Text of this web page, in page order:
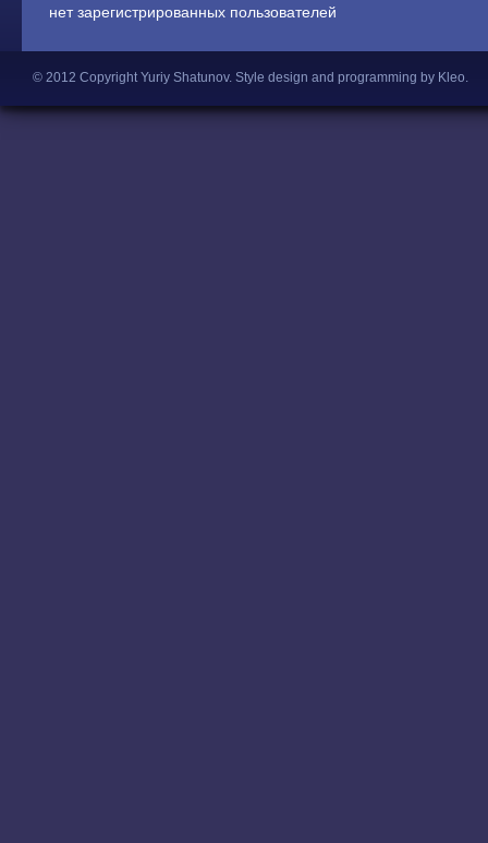
нет зарегистрированных пользователей
© 2012 Copyright Yuriy Shatunov. Style design and programming by Kleo.